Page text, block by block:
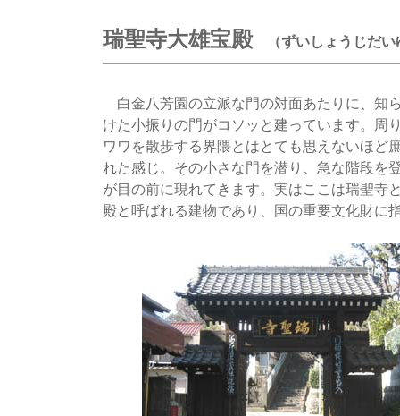
瑞聖寺大雄宝殿 （ずいしょうじだ
白金八芳園の立派な門の対面あたりに、知
けた小振りの門がコソッと建っています。周
ワワを散歩する界隈とはとても思えないほど
れた感じ。その小さな門を潜り、急な階段を
が目の前に現れてきます。実はここは瑞聖寺
殿と呼ばれる建物であり、国の重要文化財に